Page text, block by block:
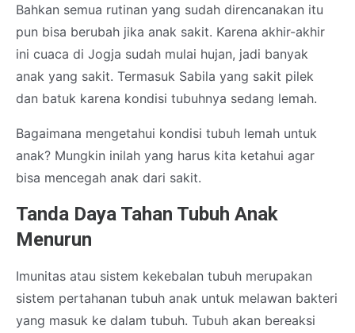
Bahkan semua rutinan yang sudah direncanakan itu
pun bisa berubah jika anak sakit. Karena akhir-akhir
ini cuaca di Jogja sudah mulai hujan, jadi banyak
anak yang sakit. Termasuk Sabila yang sakit pilek
dan batuk karena kondisi tubuhnya sedang lemah.
Bagaimana mengetahui kondisi tubuh lemah untuk
anak? Mungkin inilah yang harus kita ketahui agar
bisa mencegah anak dari sakit.
Tanda Daya Tahan Tubuh Anak
Menurun
Imunitas atau sistem kekebalan tubuh merupakan
sistem pertahanan tubuh anak untuk melawan bakteri
yang masuk ke dalam tubuh. Tubuh akan bereaksi